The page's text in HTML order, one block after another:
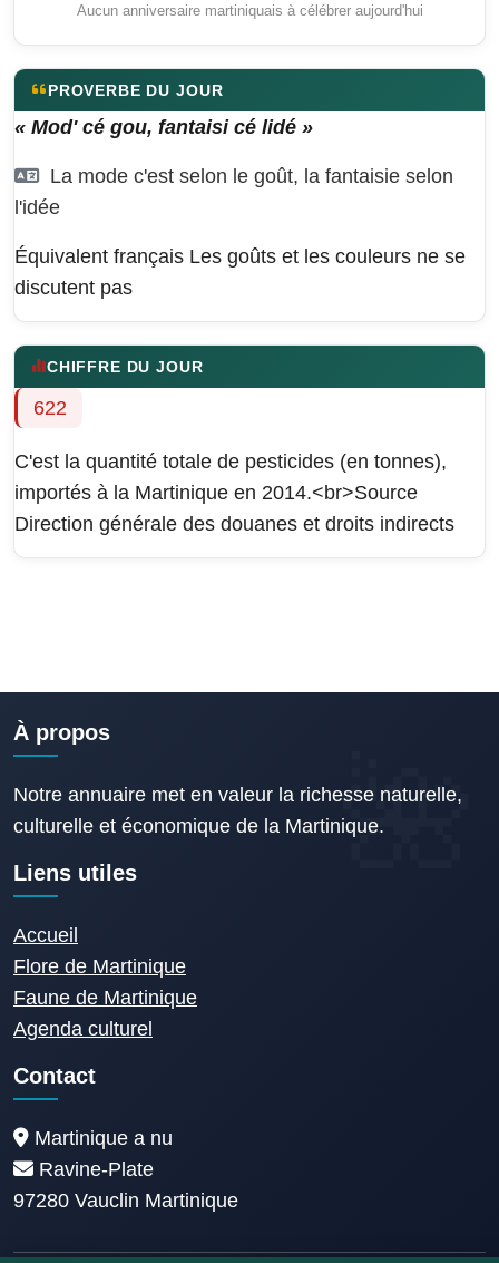
Aucun anniversaire martiniquais à célébrer aujourd'hui
PROVERBE DU JOUR
« Mod' cé gou, fantaisi cé lidé »
La mode c'est selon le goût, la fantaisie selon
l'idée
Équivalent français Les goûts et les couleurs ne se
discutent pas
CHIFFRE DU JOUR
622
C'est la quantité totale de pesticides (en tonnes),
importés à la Martinique en 2014.<br>Source
Direction générale des douanes et droits indirects
À propos
Notre annuaire met en valeur la richesse naturelle,
culturelle et économique de la Martinique.
Liens utiles
Accueil
Flore de Martinique
Faune de Martinique
Agenda culturel
Contact
Martinique a nu
Ravine-Plate
97280 Vauclin Martinique